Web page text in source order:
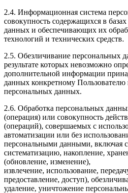
2.4. Информационная система
совокупность содержащихся в
данных и обеспечивающих их
технологий и технических средств.
2.5. Обезличивание персональных
результате которых невозможно
дополнительной информации
данных конкретному
персональных данных.
2.6. Обработка персональных
(операция) или совокупность
(операций), совершаемых с
автоматизации или без
персональными данными, включая
систематизацию, накопление,
(обновление, изменение),
извлечение, использование,
предоставление, доступ),
удаление, уничтожение